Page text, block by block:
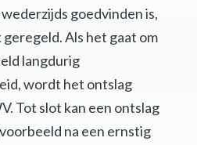
goedvinden is,
Als het gaat om
langdurig
wordt het ontslag
Tot slot kan een ontslag
na een ernstig